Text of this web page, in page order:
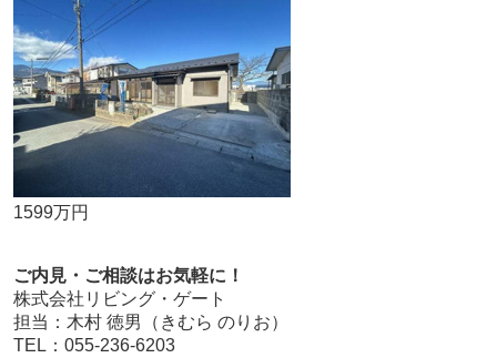
1599万円
ご内見・ご相談はお気軽に！
株式会社リビング・ゲート
担当：木村 徳男（きむら のりお）
TEL：055-236-6203